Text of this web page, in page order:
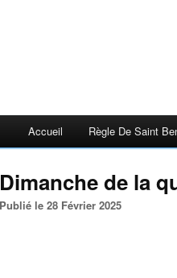
Accueil Règle De Saint
Dimanche de la
Publié le 28 Février 2025